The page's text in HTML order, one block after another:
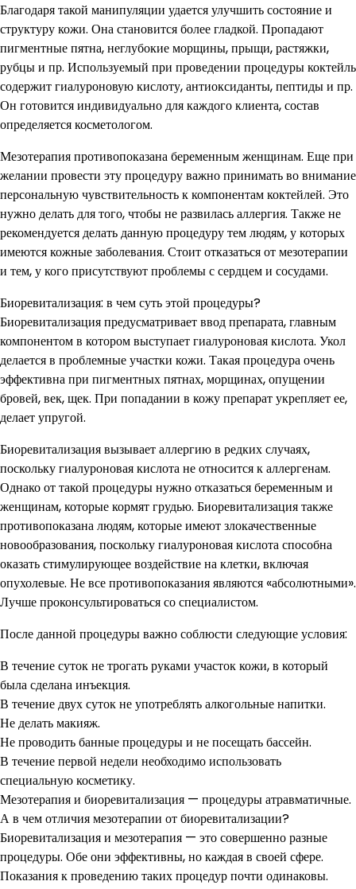
Благодаря такой манипуляции удается улучшить состояние и
структуру кожи. Она становится более гладкой. Пропадают
пигментные пятна, неглубокие морщины, прыщи, растяжки,
рубцы и пр. Используемый при проведении процедуры коктейль
содержит гиалуроновую кислоту, антиоксиданты, пептиды и пр.
Он готовится индивидуально для каждого клиента, состав
определяется косметологом.
Мезотерапия противопоказана беременным женщинам. Еще при
желании провести эту процедуру важно принимать во внимание
персональную чувствительность к компонентам коктейлей. Это
нужно делать для того, чтобы не развилась аллергия. Также не
рекомендуется делать данную процедуру тем людям, у которых
имеются кожные заболевания. Стоит отказаться от мезотерапии
и тем, у кого присутствуют проблемы с сердцем и сосудами.
Биоревитализация: в чем суть этой процедуры?
Биоревитализация предусматривает ввод препарата, главным
компонентом в котором выступает гиалуроновая кислота. Укол
делается в проблемные участки кожи. Такая процедура очень
эффективна при пигментных пятнах, морщинах, опущении
бровей, век, щек. При попадании в кожу препарат укрепляет ее,
делает упругой.
Биоревитализация вызывает аллергию в редких случаях,
поскольку гиалуроновая кислота не относится к аллергенам.
Однако от такой процедуры нужно отказаться беременным и
женщинам, которые кормят грудью. Биоревитализация также
противопоказана людям, которые имеют злокачественные
новообразования, поскольку гиалуроновая кислота способна
оказать стимулирующее воздействие на клетки, включая
опухолевые. Не все противопоказания являются «абсолютными».
Лучше проконсультироваться со специалистом.
После данной процедуры важно соблюсти следующие условия:
В течение суток не трогать руками участок кожи, в который
была сделана инъекция.
В течение двух суток не употреблять алкогольные напитки.
Не делать макияж.
Не проводить банные процедуры и не посещать бассейн.
В течение первой недели необходимо использовать
специальную косметику.
Мезотерапия и биоревитализация — процедуры атравматичные.
А в чем отличия мезотерапии от биоревитализации?
Биоревитализация и мезотерапия — это совершенно разные
процедуры. Обе они эффективны, но каждая в своей сфере.
Показания к проведению таких процедур почти одинаковы.